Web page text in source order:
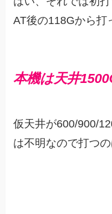
AT後の118Gから
本機は天井
仮天井が600/900/
は不明なので打つ